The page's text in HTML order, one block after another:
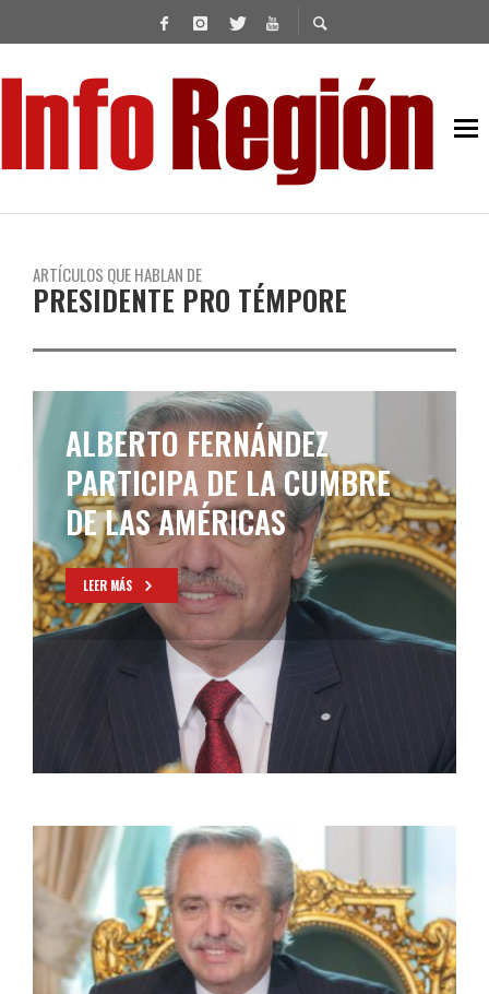
ARTÍCULOS QUE HABLAN DE
PRESIDENTE PRO TÉMPORE
ALBERTO FERNÁNDEZ
PARTICIPA DE LA CUMBRE
DE LAS AMÉRICAS
LEER MÁS